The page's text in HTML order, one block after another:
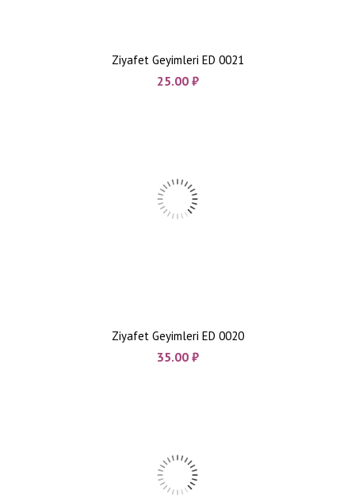
Ziyafet Geyimleri ED 0021
25.00 ₼
Ziyafet Geyimleri ED 0020
35.00 ₼